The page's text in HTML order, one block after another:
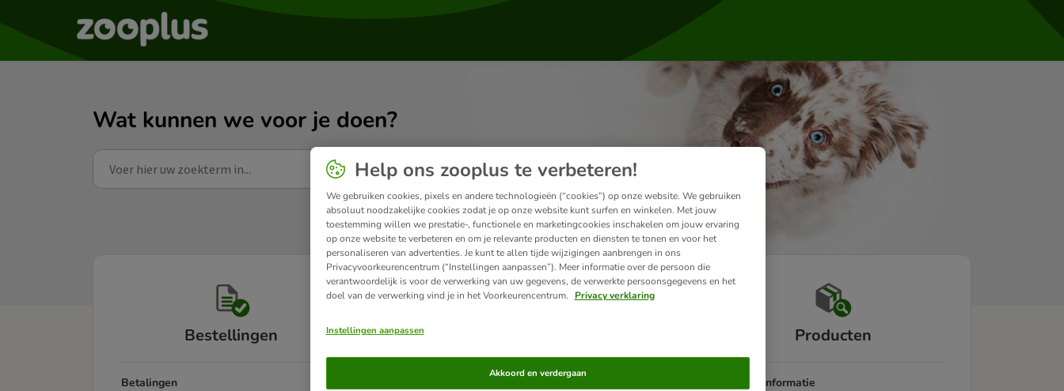
Wat kunnen we voor je doen?
Bestellingen
Betalingen Informatie over de bezorging
Producten
Productinformatie
Help ons zooplus te verbeteren!
We gebruiken cookies, pixels en andere technologieën (“cookies”) op onze website. We gebruiken
absoluut noodzakelijke cookies zodat je op onze website kunt surfen en winkelen. Met jouw
toestemming willen we prestatie-, functionele en marketingcookies inschakelen om jouw ervaring
op onze website te verbeteren en om je relevante producten en diensten te tonen en voor het
personaliseren van advertenties. Je kunt te allen tijde wijzigingen aanbrengen in ons
Privacyvoorkeurencentrum (“Instellingen aanpassen”). Meer informatie over de persoon die
verantwoordelijk is voor de verwerking van uw gegevens, de verwerkte persoonsgegevens en het
doel van de verwerking vind je in het Voorkeurencentrum.
Privacy verklaring
Instellingen aanpassen
Akkoord en verdergaan